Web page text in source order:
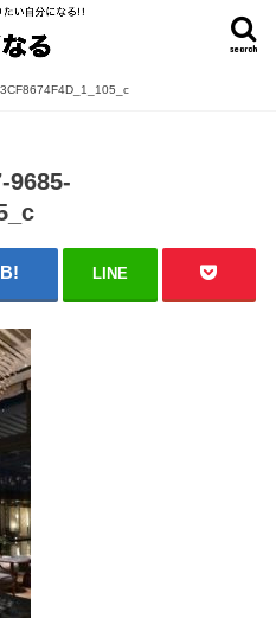
search
9685-
LINE